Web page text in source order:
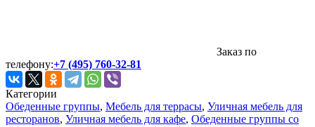
Заказ по
телефону:+7 (495) 760-32-81
Категории
Обеденные группы, Мебель для террасы, Уличная мебель для
ресторанов, Уличная мебель для кафе, Обеденные группы со